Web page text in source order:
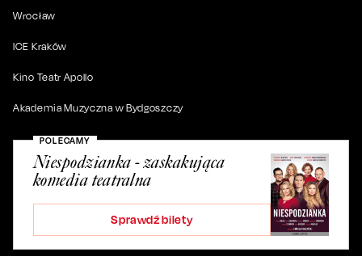
POLECAMY
Niespodzianka - zaskakująca
komedia teatralna
Sprawdź bilety
Wrocław
ICE Kraków
Kino Teatr Apollo
Akademia Muzyczna w Bydgoszczy
. Wszystkie prawa zastrzeżone.
ul. Artura Grottgera 4/2, 85-227 Bydgoszcz